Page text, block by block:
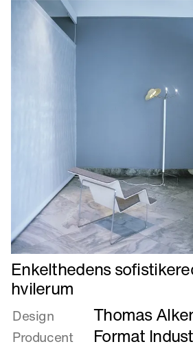
”husalter”
Læs
mere
om
Enkelthedens
sofistikerede
naivitet
Enkelthedens
hvilerum
Design Thomas
Producent Format